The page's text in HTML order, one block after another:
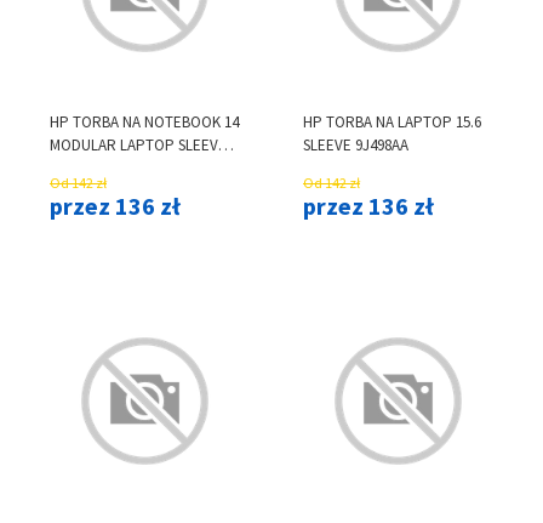
HP TORBA NA NOTEBOOK 14
MODULAR LAPTOP SLEEVE
Od 142 zł
przez 136 zł
HP TORBA NA LAPTOP 15.6
SLEEVE 9J498AA
Od 142 zł
przez 136 zł